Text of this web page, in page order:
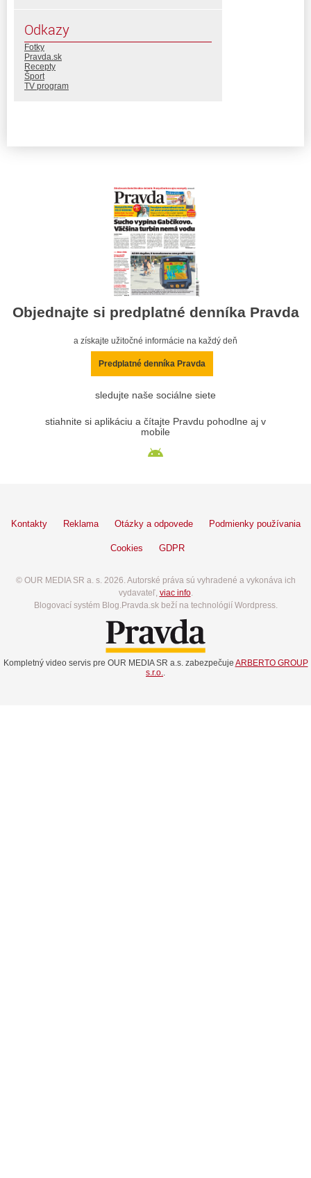
Odkazy
Fotky
Pravda.sk
Recepty
Šport
TV program
Objednajte si predplatné denníka Pravda
a získajte užitočné informácie na každý deň
Predplatné denníka Pravda
sledujte naše sociálne siete
stiahnite si aplikáciu a čítajte Pravdu pohodlne aj v
mobile
Kontakty Reklama Otázky a odpovede Podmienky používania
Cookies GDPR
© OUR MEDIA SR a. s. 2026. Autorské práva sú vyhradené a vykonáva ich
vydavateľ, viac info.
Blogovací systém Blog.Pravda.sk beží na technológií Wordpress.
Kompletný video servis pre OUR MEDIA SR a.s. zabezpečuje ARBERTO GROUP
s.r.o..